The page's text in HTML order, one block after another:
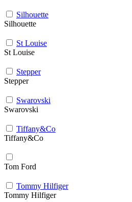
Silhouette
Silhouette
St Louise
St Louise
Stepper
Stepper
Swarovski
Swarovski
Tiffany&Co
Tiffany&Co
Tom Ford
Tommy Hilfiger
Tommy Hilfiger